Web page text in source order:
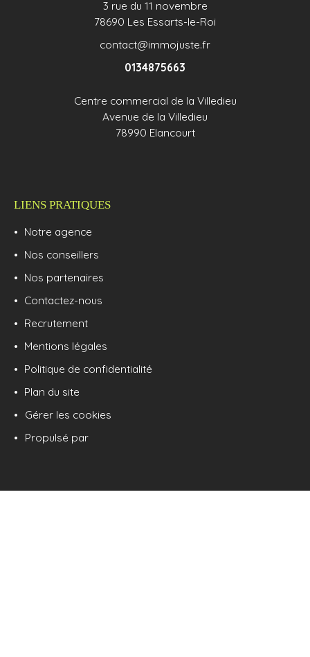
3 rue du 11 novembre
78690 Les Essarts-le-Roi
contact@immojuste.fr
0134875663
Centre commercial de la Villedieu
Avenue de la Villedieu
78990 Elancourt
LIENS PRATIQUES
Notre agence
Nos conseillers
Nos partenaires
Contactez-nous
Recrutement
Mentions légales
Politique de confidentialité
Plan du site
Gérer les cookies
Propulsé par